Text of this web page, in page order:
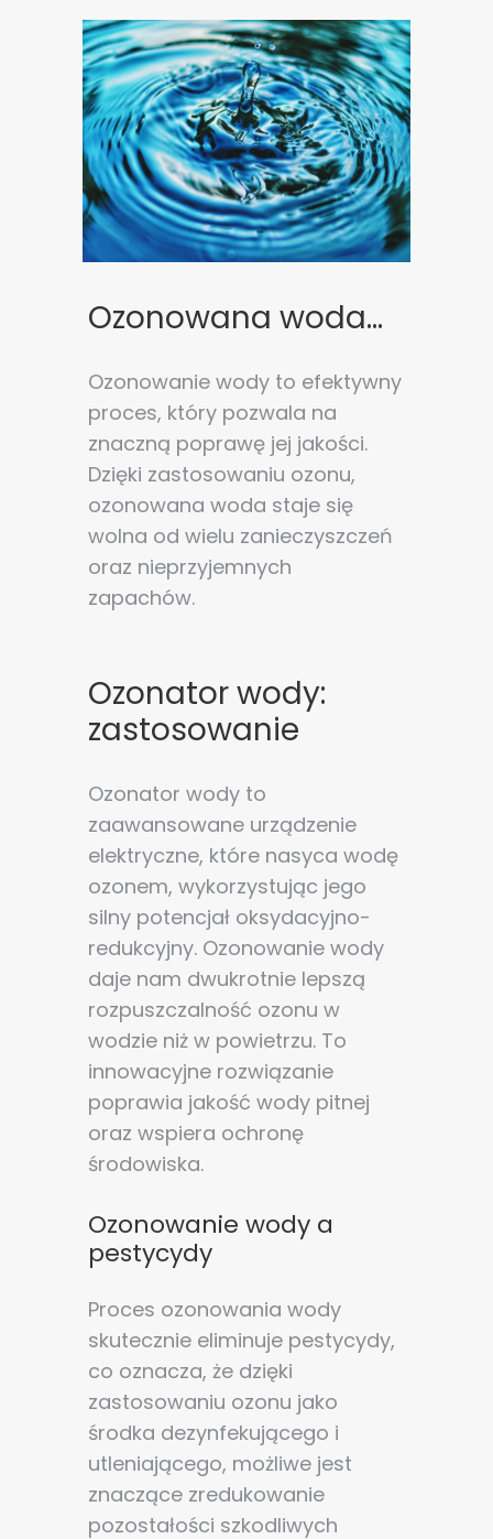
Ozonowana woda...
Ozonowanie wody to efektywny
proces, który pozwala na
znaczną poprawę jej jakości.
Dzięki zastosowaniu ozonu,
ozonowana woda staje się
wolna od wielu zanieczyszczeń
oraz nieprzyjemnych
zapachów.
Ozonator wody:
zastosowanie
Ozonator wody to
zaawansowane urządzenie
elektryczne, które nasyca wodę
ozonem, wykorzystując jego
silny potencjał oksydacyjno-
redukcyjny. Ozonowanie wody
daje nam dwukrotnie lepszą
rozpuszczalność ozonu w
wodzie niż w powietrzu. To
innowacyjne rozwiązanie
poprawia jakość wody pitnej
oraz wspiera ochronę
środowiska.
Ozonowanie wody a
pestycydy
Proces ozonowania wody
skutecznie eliminuje pestycydy,
co oznacza, że dzięki
zastosowaniu ozonu jako
środka dezynfekującego i
utleniającego, możliwe jest
znaczące zredukowanie
pozostałości szkodliwych